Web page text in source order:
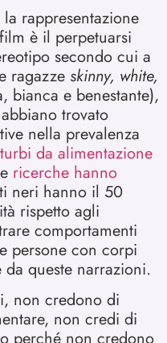
rappresentazione
è il perpetuarsi
secondo cui a
ragazze skinny, white,
bianca e benestante),
trovato
nella prevalenza
da alimentazione
ricerche hanno
neri hanno il 50
rispetto agli
comportamenti
persone con corpi
queste narrazioni.
non credono di
non credi di